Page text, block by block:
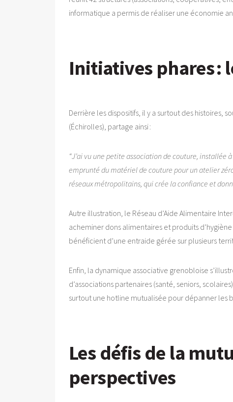
informatique a permis de réaliser une économie
Initiatives phares :
Derrière les dispositifs, il y a surtout des histoires,
(Échirolles), partage ainsi :
“J’ai vu une petite association de couture, installée
emprunté du matériel de couture pour un atelier
réseaux métropolitains, qui crée la confiance et
Autre illustration, le Réseau d’Aide Alimentaire
acheminer dons alimentaires et produits
bénéficient d’une entraide gérée sur plusieurs
Enfin, la dynamique associative grenobloise
d’associations partenaires (santé, seniors,
surtout une hotline mutualisée pour dépanner les
Les défis de la
perspectives